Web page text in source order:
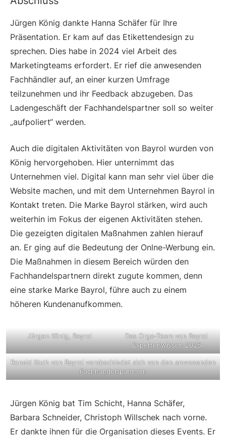
Jürgen König dankte Hanna Schäfer für Ihre
Präsentation. Er kam auf das Etikettendesign zu
sprechen. Dies habe in 2024 viel Arbeit des
Marketingteams erfordert. Er rief die anwesenden
Fachhändler auf, an einer kurzen Umfrage
teilzunehmen und ihr Feedback abzugeben. Das
Ladengeschäft der Fachhandelspartner soll so weiter
„aufpoliert“ werden.
Auch die digitalen Aktivitäten von Bayrol wurden von
König hervorgehoben. Hier unternimmt das
Unternehmen viel. Digital kann man sehr viel über die
Website machen, und mit dem Unternehmen Bayrol in
Kontakt treten. Die Marke Bayrol stärken, wird auch
weiterhin im Fokus der eigenen Aktivitäten stehen.
Die gezeigten digitalen Maßnahmen zahlen hierauf
an. Er ging auf die Bedeutung der Onlne-Werbung ein.
Die Maßnahmen in diesem Bereich würden den
Fachhandelspartnern direkt zugute kommen, denn
eine starke Marke Bayrol, führe auch zu einem
höheren Kundenanufkommen.
Jürgen König, Bayrol
Das Orga-Team von Bayrol
Expertenwissen 2025
Ronald Koch von Bayrol verabschiedet sich von den anwesenden
Fachhandelspartnern
Jürgen König bat Tim Schicht, Hanna Schäfer,
Barbara Schneider, Christoph Willschek nach vorne.
Er dankte ihnen für die Organisation dieses Events. Er